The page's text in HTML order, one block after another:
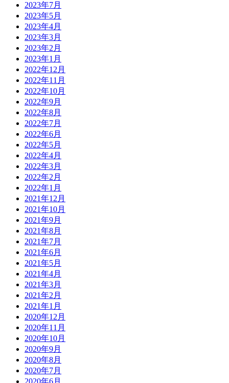
2023年7月
2023年5月
2023年4月
2023年3月
2023年2月
2023年1月
2022年12月
2022年11月
2022年10月
2022年9月
2022年8月
2022年7月
2022年6月
2022年5月
2022年4月
2022年3月
2022年2月
2022年1月
2021年12月
2021年10月
2021年9月
2021年8月
2021年7月
2021年6月
2021年5月
2021年4月
2021年3月
2021年2月
2021年1月
2020年12月
2020年11月
2020年10月
2020年9月
2020年8月
2020年7月